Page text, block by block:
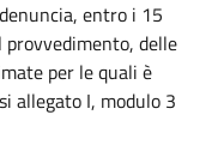
entro i 15
delle
per le quali è
allegato I, modulo 3